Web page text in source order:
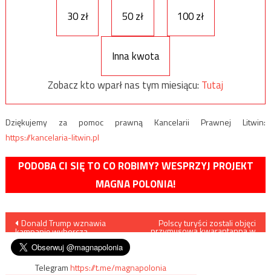
30 zł
50 zł 100 zł
Inna kwota
Zobacz kto wparł nas tym miesiącu: Tutaj
Dziękujemy za pomoc prawną Kancelarii Prawnej Litwin:
https://kancelaria-litwin.pl
PODOBA CI SIĘ TO CO ROBIMY? WESPRZYJ PROJEKT
MAGNA POLONIA!
Nawigacja
wpisu
Donald Trump wznawia
kampanię wyborczą
Polscy turyści zostali objęci
przymusową kwarantanną w
Telegramhttps://t.me/magnapolonia